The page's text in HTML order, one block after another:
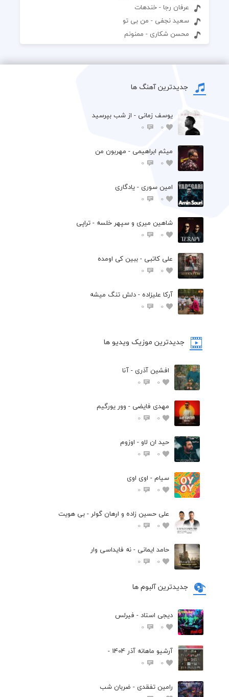
عرفان رجا - خندهات
سعید نجفی - من بی تو
محسن شکاری - ممنونم
جدیدترین آهنگ ها
یوسف زمانی - از شب بپرسید
0
0
میثم ابراهیمی - مهربون من
0
0
امین سوری - یادگاری
0
0
شاهین میری و سپهر خلسه - تراپی
0
0
علی کاتبی - ببین کی اومده
0
0
آرکا علیزاده - دلش تنگ میشه
0
0
جدیدترین موزیک ویدیو ها
افشین آذری - آنا
0
0
مهدی فایضی - وور یورگیم
0
0
حید ان لاو - اوزوم
0
0
سیام - اوی اوی
0
0
علی حسین زاده و ارهان گولر - بی هویت
0
0
حامد ایمانی - نه فایداسی وار
0
0
جدیدترین آلبوم ها
دیجی استاد - فیرلس
0
0
آرشیو ماهانه آذر 1404 -
0
0
رامین تفقدی - ضربان شب